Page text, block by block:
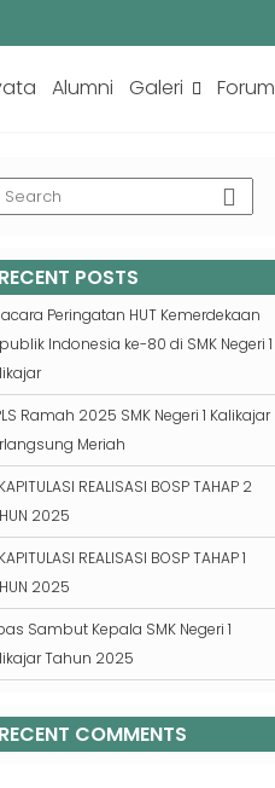
Alumni Galeri Forum
RECENT POSTS
Peringatan HUT Kemerdekaan
Indonesia ke-80 di SMK Negeri 1
Ramah 2025 SMK Negeri 1 Kalikajar
Meriah
REALISASI BOSP TAHAP 2
2025
REALISASI BOSP TAHAP 1
2025
Sambut Kepala SMK Negeri 1
Tahun 2025
RECENT COMMENTS